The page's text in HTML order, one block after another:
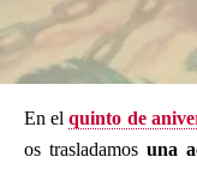
En elquinto de
os trasladamos una